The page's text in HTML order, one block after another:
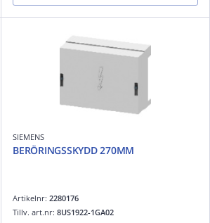
SIEMENS
BERÖRINGSSKYDD 270MM
Artikelnr: 2280176
Tillv. art.nr: 8US1922-1GA02